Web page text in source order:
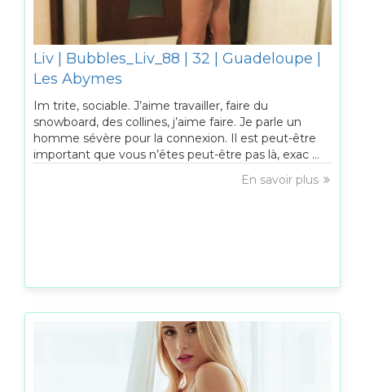
Liv | Bubbles_Liv_88 | 32 | Guadeloupe |
Les Abymes
Im trite, sociable. J’aime travailler, faire du
snowboard, des collines, j’aime faire. Je parle un
homme sévère pour la connexion. Il est peut-être
important que vous n’êtes peut-être pas là, exac ...
En savoir plus